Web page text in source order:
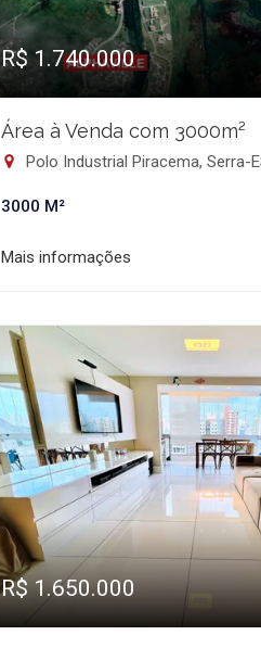
R$ 1.740.000
Área à Venda com 3000m²
Polo Industrial Piracema, Serra-
3000 M²
Mais informações
R$ 1.650.000